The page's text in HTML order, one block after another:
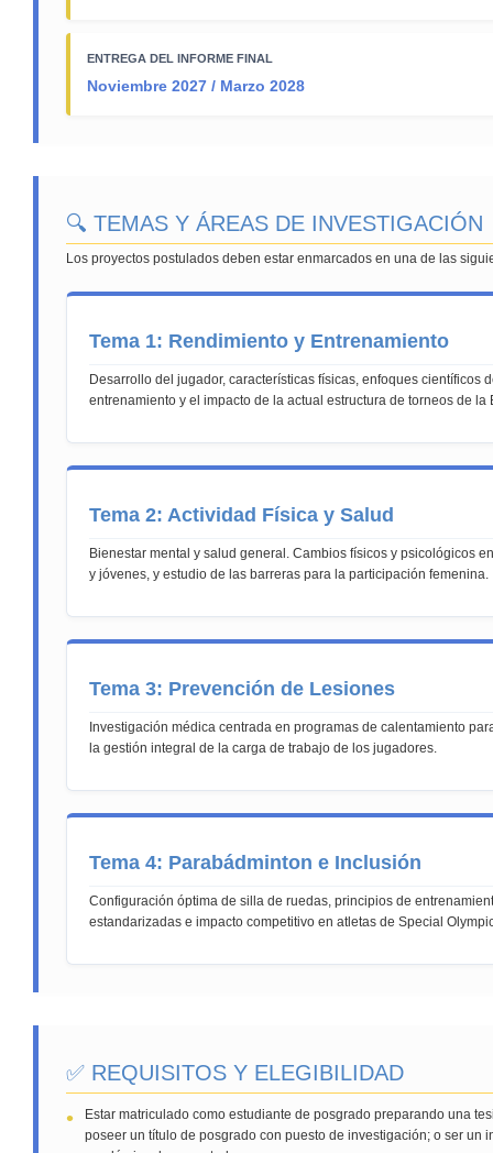
ENTREGA DEL INFORME FINAL
Noviembre 2027 / Marzo 2028
🔍 TEMAS Y ÁREAS DE INVESTIGACIÓN
Los proyectos postulados deben estar enmarcados en una de las
Tema 1: Rendimiento y Entrenamiento
Desarrollo del jugador, características físicas, enfoques científicos
entrenamiento y el impacto de la actual estructura de torneos de la
Tema 2: Actividad Física y Salud
Bienestar mental y salud general. Cambios físicos y psicológicos
y jóvenes, y estudio de las barreras para la participación femenina.
Tema 3: Prevención de Lesiones
Investigación médica centrada en programas de calentamiento
la gestión integral de la carga de trabajo de los jugadores.
Tema 4: Parabádminton e Inclusión
Configuración óptima de silla de ruedas, principios de
estandarizadas e impacto competitivo en atletas de Special
✅ REQUISITOS Y ELEGIBILIDAD
Estar matriculado como estudiante de posgrado preparando una
poseer un título de posgrado con puesto de investigación; o ser un